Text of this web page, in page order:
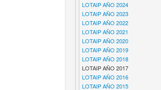
LOTAIP AÑO 2024
LOTAIP AÑO 2023
LOTAIP AÑO 2022
LOTAIP AÑO 2021
LOTAIP AÑO 2020
LOTAIP AÑO 2019
LOTAIP AÑO 2018
LOTAIP AÑO 2017
LOTAIP AÑO 2016
LOTAIP AÑO 2015